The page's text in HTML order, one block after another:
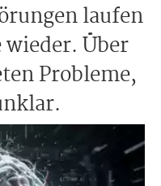
laufen
Über
Probleme,